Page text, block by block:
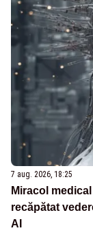
7 aug. 2026, 18:25
Miracol
recăpătat
AI